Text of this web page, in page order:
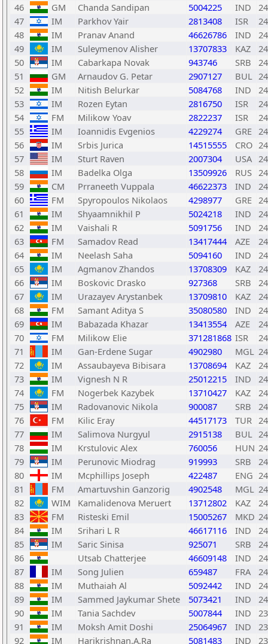
46
GM Chanda Sandipan 5004225 IND
47
IM Parkhov Yair 2813408 ISR
48
IM Pranav Anand 46626786 IND
49
IM Suleymenov Alisher 13707833 KAZ
50
IM Cabarkapa Novak 943746 SRB
51
GM Arnaudov G. Petar 2907127 BUL
52
IM Nitish Belurkar 5084768 IND
53
IM Rozen Eytan 2816750 ISR
54
FM Milikow Yoav 2822237 ISR
55
IM Ioannidis Evgenios 4229274 GRE
56
IM Srbis Jurica 14515555 CRO
57
IM Sturt Raven 2007304 USA
58
IM Badelka Olga 13509926 RUS
59
CM Prraneeth Vuppala 46622373 IND
60
FM Spyropoulos Nikolaos 4298977 GRE
61
IM Shyaamnikhil P 5024218 IND
62
IM Vaishali R 5091756 IND
63
FM Samadov Read 13417444 AZE
64
IM Neelash Saha 5094160 IND
65
IM Agmanov Zhandos 13708309 KAZ
66
IM Boskovic Drasko 927368 SRB
67
IM Urazayev Arystanbek 13709810 KAZ
68
FM Samant Aditya S 35080580 IND
69
IM Babazada Khazar 13413554 AZE
70
FM Milikow Elie 371281868 ISR
71
IM Gan-Erdene Sugar 4902980 MGL
72
IM Assaubayeva Bibisara 13708694 KAZ
73
IM Vignesh N R 25012215 IND
74
FM Nogerbek Kazybek 13710427 KAZ
75
IM Radovanovic Nikola 900087 SRB
76
FM Kilic Eray 44517173 TUR
77
IM Salimova Nurgyul 2915138 BUL
78
IM Krstulovic Alex 760056 HUN
79
IM Perunovic Miodrag 919993 SRB
80
IM Mcphillips Joseph 422487 ENG
81
FM Amartuvshin Ganzorig 4902548 MGL
82
WIM Kamalidenova Meruert 13712802 KAZ
83
FM Risteski Emil 15005267 MKD
84
IM Srihari L R 46617116 IND
85
IM Saric Sinisa 925071 SRB
86
Utsab Chatterjee 46609148 IND
87
IM Song Julien 659487 FRA
88
IM Muthaiah Al 5092442 IND
89
IM Sammed Jaykumar Shete 5073421 IND
90
IM Tania Sachdev 5007844 IND
91
IM Moksh Amit Doshi 25064967 IND
92
IM Harikrishnan.A.Ra 5081483 IND